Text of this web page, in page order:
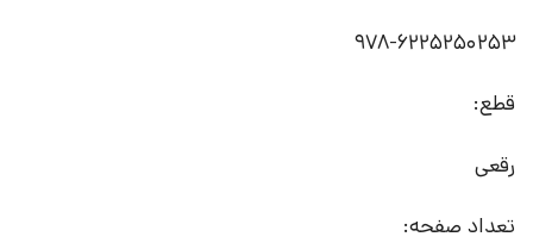
978-6225250253
قطع:
رقعی
تعداد صفحه: